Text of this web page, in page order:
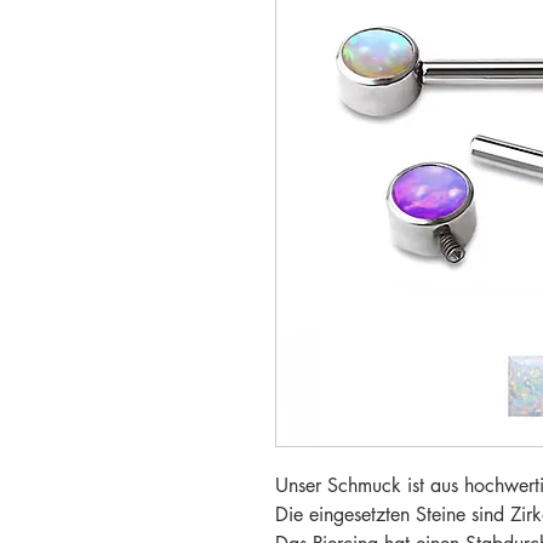
Unser Schmuck ist aus
Die eingesetzten Steine sind